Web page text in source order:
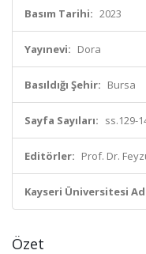
Basım Tarihi: 2023
Yayınevi: Dora
Basıldığı Şehir: Bursa
Sayfa Sayıları: ss.129-
Editörler: Prof. Dr.
Kayseri Üniversitesi
Özet